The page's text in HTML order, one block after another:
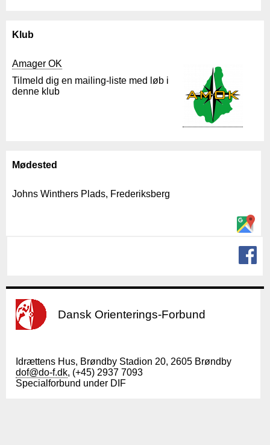
Klub
Amager OK
Tilmeld dig en mailing-liste med løb i
denne klub
Mødested
Johns Winthers Plads, Frederiksberg
Dansk Orienterings-Forbund
Idrættens Hus, Brøndby Stadion 20, 2605 Brøndby
dof@do-f.dk, (+45) 2937 7093
Specialforbund under DIF